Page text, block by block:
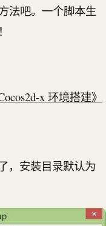
法吧。一个脚本生
x 环境搭建》
，安装目录默认为